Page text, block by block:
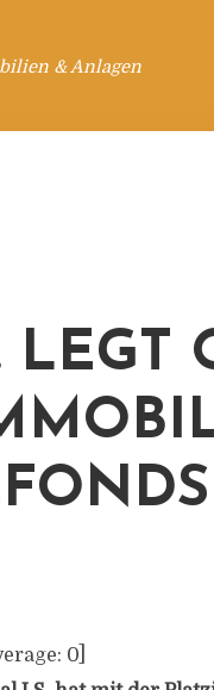
& Anlagen
LEGT
0